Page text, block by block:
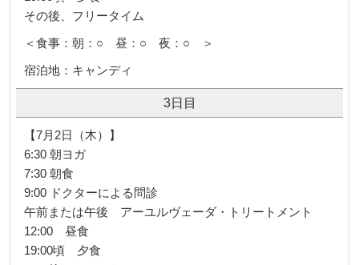
19:00頃 夕食
宿泊地：キャンディ
3日目
【7月2日（木）】
6:30 朝ヨガ
7:30 朝食
9:00 ドクターによる問診
午前または午後 アーユルヴェーダ・トリートメント
12:00 昼食